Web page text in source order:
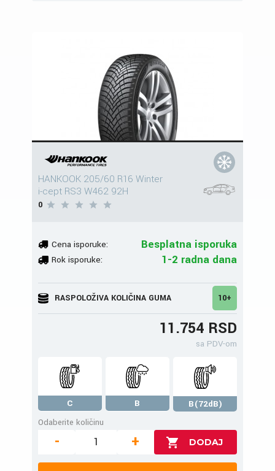
HANKOOK 205/60 R16 Winter
i-cept RS3 W462 92H
0
Cena isporuke: Besplatna isporuka
Rok isporuke: 1-2 radna dana
RASPOLOŽIVA KOLIČINA GUMA 10+
11.754 RSD
sa PDV-om
C B
B(72dB)
Odaberite količinu
- +